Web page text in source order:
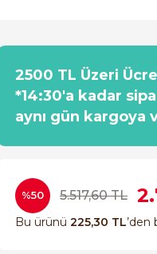
2500 TL Üzeri
*14:30'a kadar
aynı gün kargoya
%50 5.517,60 TL
Bu ürünü 225,30 TL’den